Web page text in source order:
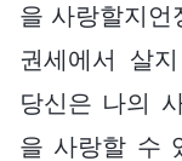
을 사랑할지언
권세에서 살
당신은 나의
을 사랑할 수